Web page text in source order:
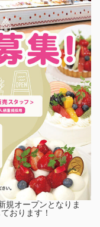
規オープンとなりま
おります！